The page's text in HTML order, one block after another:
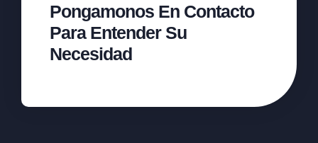
Pongamonos En Contacto
Para Entender Su
Necesidad